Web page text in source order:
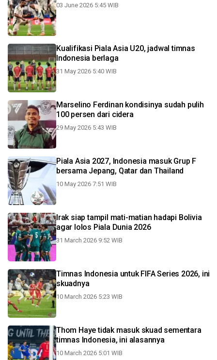
03 June 2026 5:45 WIB
Kualifikasi Piala Asia U20, jadwal timnas
Indonesia berlaga
31 May 2026 5:40 WIB
Marselino Ferdinan kondisinya sudah pulih
100 persen dari cidera
29 May 2026 5:43 WIB
Piala Asia 2027, Indonesia masuk Grup F
bersama Jepang, Qatar dan Thailand
10 May 2026 7:51 WIB
Irak siap tampil mati-matian hadapi Bolivia
agar lolos Piala Dunia 2026
31 March 2026 9:52 WIB
Timnas Indonesia untuk FIFA Series 2026, ini
skuadnya
10 March 2026 5:23 WIB
Thom Haye tidak masuk skuad sementara
timnas Indonesia, ini alasannya
10 March 2026 5:01 WIB